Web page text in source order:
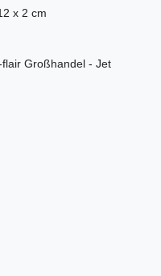
x 2 cm
Großhandel - Jet